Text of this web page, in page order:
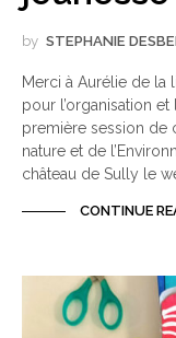
by STEPHANIE
Merci à Aurélie de la
pour l’organisation
première session de
nature et de
château de Sully le
CONTINUE